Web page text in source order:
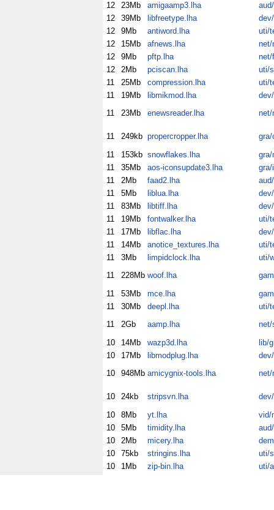
12
23Mb amigaamp3.lha
12
39Mb libfreetype.lha
12
9Mb antiword.lha
uti/
12
15Mb afnews.lha
net/
12
9Mb pftp.lha
net/
12
2Mb pciscan.lha
uti/
11
25Mb compression.lha
uti/
11
19Mb libmikmod.lha
11
23Mb enewsreader.lha net/
11 249kb propercropper.lha
gra/
11
153kb snowflakes.lha
11
35Mb aos-iconsupdate3.lha
gra/
11
2Mb faad2.lha
11
5Mb liblua.lha
11
83Mb libtiff.lha
11
19Mb fontwalker.lha
uti/
11
17Mb libflac.lha
11
14Mb anotice_textures.lha
uti/
11
3Mb limpidclock.lha
uti/
11
228Mb woof.lha
11
53Mb mce.lha
11
30Mb deepl.lha
uti/
11
2Gb aamp.lha
net/
10
14Mb wazp3d.lha
lib/
10
17Mb libmodplug.lha
10
948Mb amicygnix-tools.lha net/
10 24kb stripsvn.lha
10
8Mb yt.lha
vid/
10
5Mb timidity.lha
10
2Mb micery.lha
10
75kb stringins.lha
uti/
10
1Mb zip-bin.lha uti/